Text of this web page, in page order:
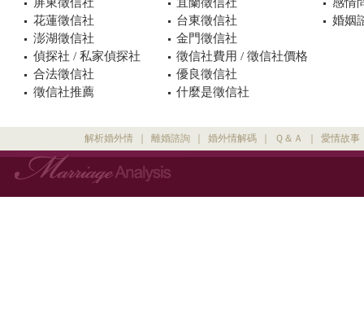
花蓮徵信社
台東徵信社
澎湖徵信社
金門徵信社
偵探社 / 私家偵探社
徵信社費用 / 徵信社價格
合法徵信社
優良徵信社
徵信社推薦
什麼是徵信社
婚姻
解析婚外情 離婚諮詢 婚外情解碼 Ｑ＆Ａ 愛情故事